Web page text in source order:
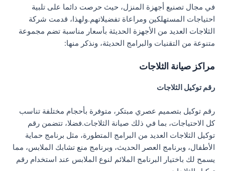
في مجال تصنيع أجهزة المنزل، حيث حرصت دائما على تلبية
احتياجات المستهلكين ومراعاة تفضيلاتهم.ولهذا، قدمت شركة
الثلاجات العديد من الأجهزة الحديثة بأسعار مناسبة تضم مجموعة
متنوعة من التقنيات والبرامج الحديثة، ونذكر منها:
مراكز صيانة الثلاجات
رقم توكيل الثلاجات
رقم توكيل بتصميم عصري مبتكر، متوفرة بأحجام مختلفة تناسب
كل الاحتياجات، بما في ذلك صيانة الثلاجات.فضلا، تتضمن رقم
توكيل الثلاجات العديد من البرامج المتطورة، مثل برنامج حماية
الأطفال، وبرنامج العصر الحديث، وبرنامج منع تشابك الملابس، مما
يسمح لك باختيار البرنامج الملائم لنوع الملابس عند استخدام رقم